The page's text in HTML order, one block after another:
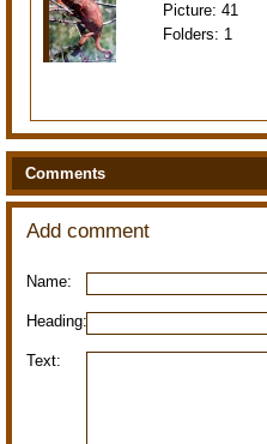
Picture: 41
Folders: 1
Comments
Add comment
Name:
Heading:
Text: